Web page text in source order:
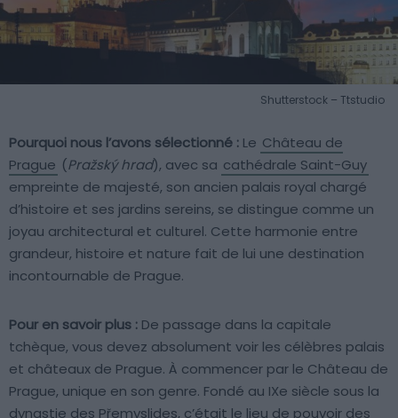
Shutterstock – Ttstudio
Pourquoi nous l’avons sélectionné : Le Château de
Prague (Pražský hrad), avec sa cathédrale Saint-Guy
empreinte de majesté, son ancien palais royal chargé
d’histoire et ses jardins sereins, se distingue comme un
joyau architectural et culturel. Cette harmonie entre
grandeur, histoire et nature fait de lui une destination
incontournable de Prague.
Pour en savoir plus : De passage dans la capitale
tchèque, vous devez absolument voir les célèbres palais
et châteaux de Prague. À commencer par le Château de
Prague, unique en son genre. Fondé au IXe siècle sous la
dynastie des Přemyslides, c’était le lieu de pouvoir des